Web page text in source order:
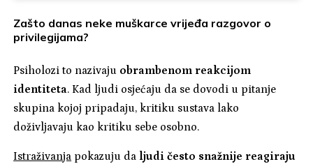
Zašto danas neke muškarce vrijeđa razgovor o
privilegijama?
Psiholozi to nazivaju obrambenom reakcijom
identiteta. Kad ljudi osjećaju da se dovodi u pitanje
skupina kojoj pripadaju, kritiku sustava lako
doživljavaju kao kritiku sebe osobno.
Istraživanja pokazuju da ljudi često snažnije reagiraju